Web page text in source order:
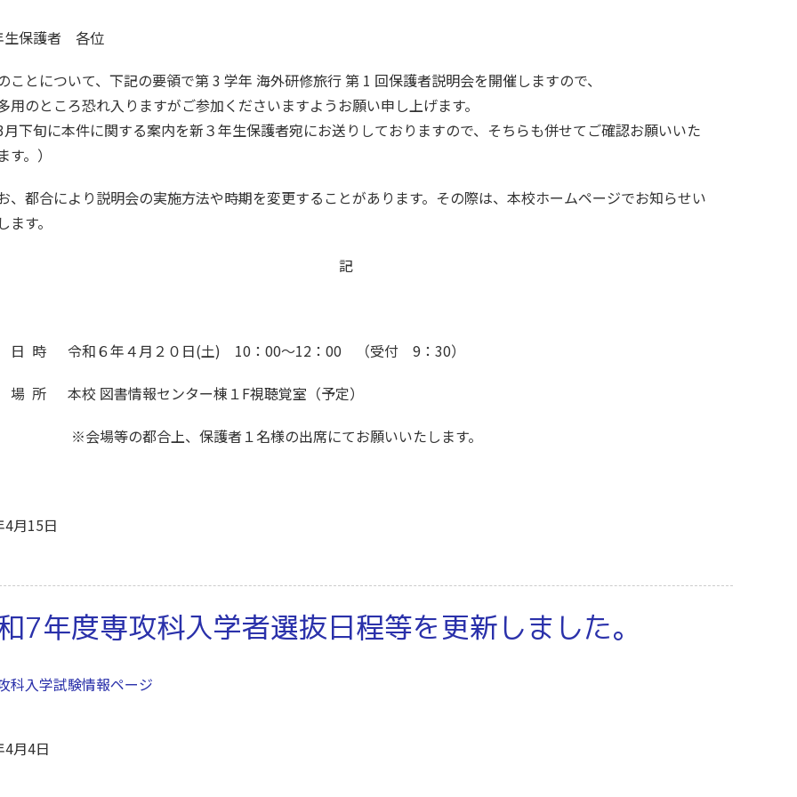
生保護者 各位
ことについて、下記の要領で第 3 学年 海外研修旅行 第 1 回保護者説明会を開催しますので、
用のところ恐れ入りますがご参加くださいますようお願い申し上げます。
3月下旬に本件に関する案内を新３年生保護者宛にお送りしておりますので、そちらも併せてご確認お願いいた
す。）
、都合により説明会の実施方法や時期を変更することがあります。その際は、本校ホームページでお知らせい
ます。
記
時 令和６年４月２０日(土) 10：00～12：00 （受付 9：30）
所 本校 図書情報センター棟１F視聴覚室（予定）
場等の都合上、保護者１名様の出席にてお願いいたします。
4月15日
7年度専攻科入学者選抜日程等を更新しました。
科入学試験情報ページ
4月4日